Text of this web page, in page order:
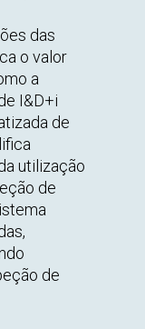
das
o valor
a
I&D+i
de
utilização
de
de